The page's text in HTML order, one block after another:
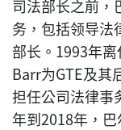
司法部长之前，
务，包括领导法
部长。1993年
Barr为GTE及
担任公司法律事
年到2018年，